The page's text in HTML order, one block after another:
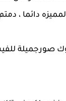
دائما ،
للفيس